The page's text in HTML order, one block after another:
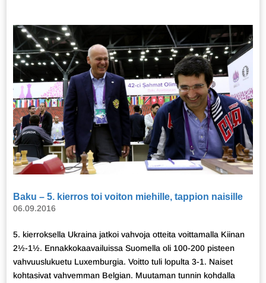
Baku – 5. kierros toi voiton miehille, tappion naisille
06.09.2016
5. kierroksella Ukraina jatkoi vahvoja otteita voittamalla Kiinan
2½-1½. Ennakkokaavailuissa Suomella oli 100-200 pisteen
vahvuuslukuetu Luxemburgia. Voitto tuli lopulta 3-1. Naiset
kohtasivat vahvemman Belgian. Muutaman tunnin kohdalla